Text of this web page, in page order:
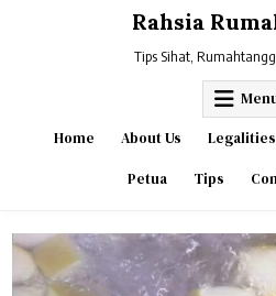
Rahsia
Tips Sihat,
Home About Us Legalities
Petua Tips